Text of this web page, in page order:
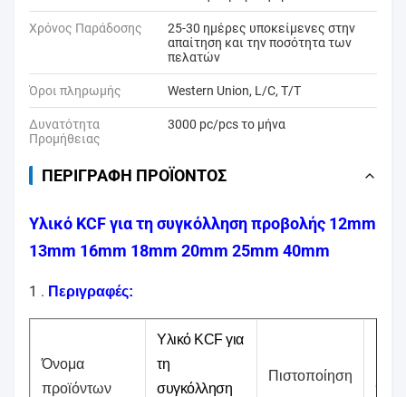
Χρόνος Παράδοσης
25-30 ημέρες υποκείμενες στην
απαίτηση και την ποσότητα των
πελατών
Όροι πληρωμής Western Union, L/C, T/T
Δυνατότητα
Προμήθειας
3000 pc/pcs το μήνα
ΠΕΡΙΓΡΑΦΉ ΠΡΟΪΌΝΤΟΣ
Υλικό KCF για τη συγκόλληση προβολής 12mm
13mm 16mm 18mm 20mm 25mm 40mm
1 . Περιγραφές:
Όνομα
προϊόντων
Υλικό KCF για
τη
συγκόλληση
Πιστοποίηση